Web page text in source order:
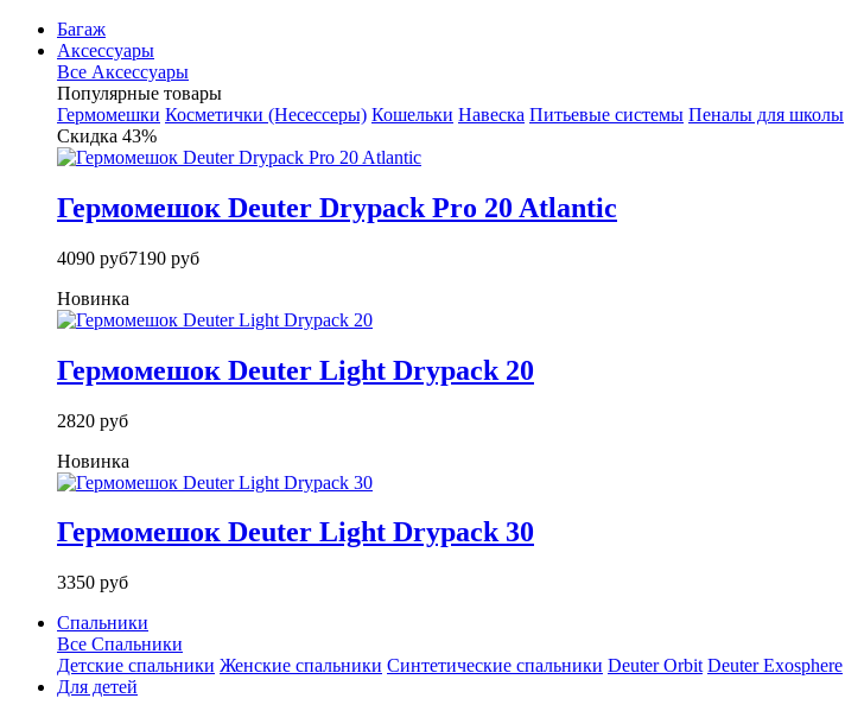
Багаж
Аксессуары
Все Аксессуары
Популярные товары
Гермомешки Косметички (Несессеры) Кошельки Навеска Питьевые системы Пеналы для школы
Скидка 43%
Гермомешок Deuter Drypack Pro 20 Atlantic
4090 руб7190 руб
Новинка
Гермомешок Deuter Light Drypack 20
2820 руб
Новинка
Гермомешок Deuter Light Drypack 30
3350 руб
Спальники
Все Спальники
Детские спальники Женские спальники Синтетические спальники Deuter Orbit Deuter Exosphere
Для детей